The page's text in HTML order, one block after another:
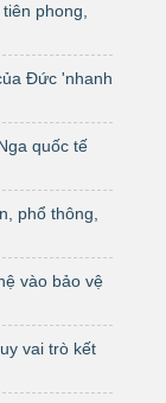
phong,
Đức 'nhanh
quốc tế
phổ thông,
vào bảo vệ
vai trò kết